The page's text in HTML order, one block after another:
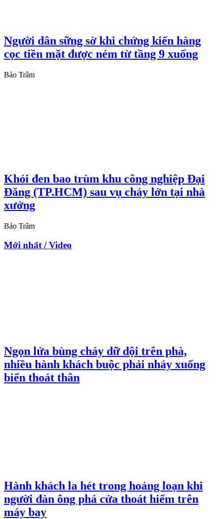
Người dân sững sờ khi chứng kiến hàng
cọc tiền mặt được ném từ tầng 9 xuống
Bảo Trâm
Khói đen bao trùm khu công nghiệp Đại
Đăng (TP.HCM) sau vụ cháy lớn tại nhà
xưởng
Bảo Trâm
Mới nhất / Video
Ngọn lửa bùng cháy dữ dội trên phà,
nhiều hành khách buộc phải nhảy xuống
biển thoát thân
Hành khách la hét trong hoảng loạn khi
người đàn ông phá cửa thoát hiểm trên
máy bay